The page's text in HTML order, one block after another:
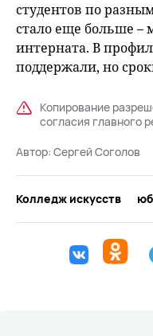
студентов по
стало еще больше –
интерната. В
поддержали, но
Копирование
согласия главного
Автор: Сергей Соголов
Колледж искусств